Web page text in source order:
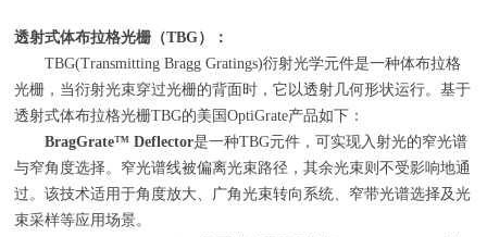
透射式体布拉格光栅（TBG）：
TBG(Transmitting Bragg Gratings)衍射光学元件是一种体布拉格
光栅，当衍射光束穿过光栅的背面时，它以透射几何形状运行。基于
透射式体布拉格光栅TBG的美国OptiGrate产品如下：
BragGrate™ Deflector是一种TBG元件，可实现入射光的窄光谱
与窄角度选择。窄光谱线被偏离光束路径，其余光束则不受影响地通
过。该技术适用于角度放大、广角光束转向系统、窄带光谱选择及光
束采样等应用场景。